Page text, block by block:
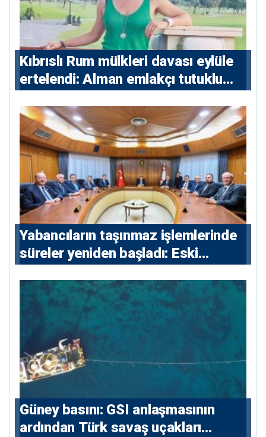
Kıbrıslı Rum mülkleri davası eylüle
ertelendi: Alman emlakçı tutuklu
Yabancıların taşınmaz işlemlerinde
süreler yeniden başladı: Eski
konutlara 36 ay
Güney basını: ⁠GSI anlaşmasının
ardından Türk savaş uçakları